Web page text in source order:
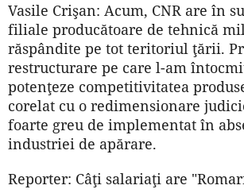
Vasile Crişan: Acum, CNR are în
filiale producătoare de tehnică
răspândite pe tot teritoriul ţării.
restructurare pe care l-am
potenţeze competitivitatea
corelat cu o redimensionare
foarte greu de implementat în
industriei de apărare.
Reporter: Câţi salariaţi are